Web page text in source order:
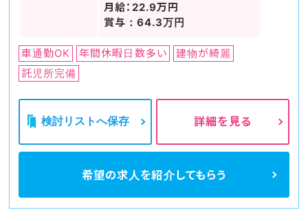
月給：22.9万円
賞与：64.3万円
車通勤OK 年間休暇日数多い
建物が綺麗
託児所完備
検討リストへ保存 詳細を見る
希望の求人を紹介してもらう